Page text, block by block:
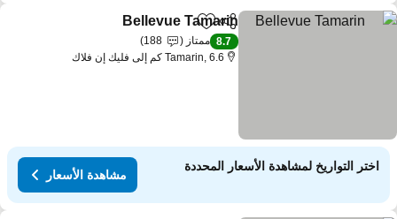
مشاركةAdd to favorites
Bellevue Tamarin
8.7 ممتاز
188
Tamarin, 6.6 كم إلى فليك إن فلاك
اختر التواريخ لمشاهدة الأسعار المحددة
مشاهدة الأسعار